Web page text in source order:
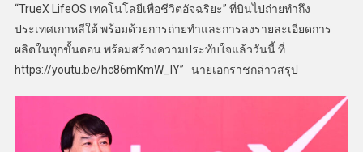
“TrueX LifeOS เทคโนโลยีเพื่อชีวิตอัจฉริยะ” ที่บินไปถ่ายทำถึง
ประเทศเกาหลีใต้ พร้อมด้วยการถ่ายทำและการลงรายละเอียดการ
ผลิตในทุกขั้นตอน พร้อมสร้างความประทับใจแล้ววันนี้ ที่
https://youtu.be/hc86mKmW_lY” นายเอกราชกล่าวสรุป